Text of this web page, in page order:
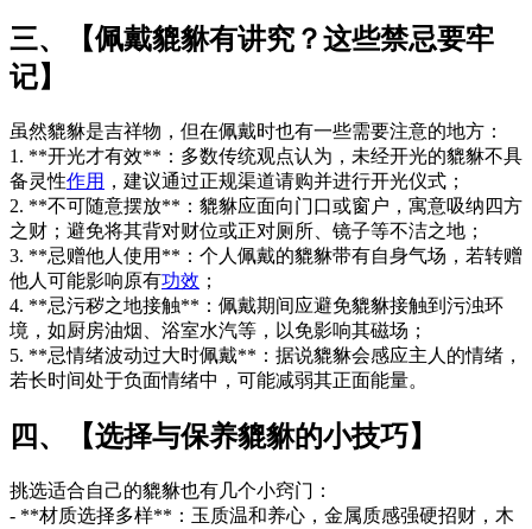
三、【佩戴貔貅有讲究？这些禁忌要牢
记】
虽然貔貅是吉祥物，但在佩戴时也有一些需要注意的地方：
1. **开光才有效**：多数传统观点认为，未经开光的貔貅不具
备灵性作用 ，建议通过正规渠道请购并进行开光仪式；
2. **不可随意摆放**：貔貅应面向门口或窗户，寓意吸纳四方
之财；避免将其背对财位或正对厕所、镜子等不洁之地；
3. **忌赠他人使用**：个人佩戴的貔貅带有自身气场，若转赠
他人可能影响原有功效 ；
4. **忌污秽之地接触**：佩戴期间应避免貔貅接触到污浊环
境，如厨房油烟、浴室水汽等，以免影响其磁场；
5. **忌情绪波动过大时佩戴**：据说貔貅会感应主人的情绪，
若长时间处于负面情绪中，可能减弱其正面能量。
四、【选择与保养貔貅的小技巧】
挑选适合自己的貔貅也有几个小窍门：
- **材质选择多样**：玉质温和养心，金属质感强硬招财，木